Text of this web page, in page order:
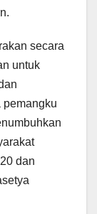
secara
untuk
pemangku
dan